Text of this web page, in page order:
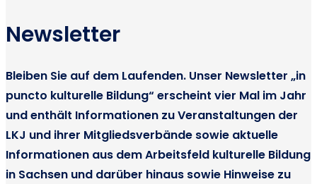
Newsletter
Bleiben Sie auf dem Laufenden. Unser Newsletter „in
puncto kulturelle Bildung“ erscheint vier Mal im Jahr
und enthält Informationen zu Veranstaltungen der
LKJ und ihrer Mitgliedsverbände sowie aktuelle
Informationen aus dem Arbeitsfeld kulturelle Bildung
in Sachsen und darüber hinaus sowie Hinweise zu